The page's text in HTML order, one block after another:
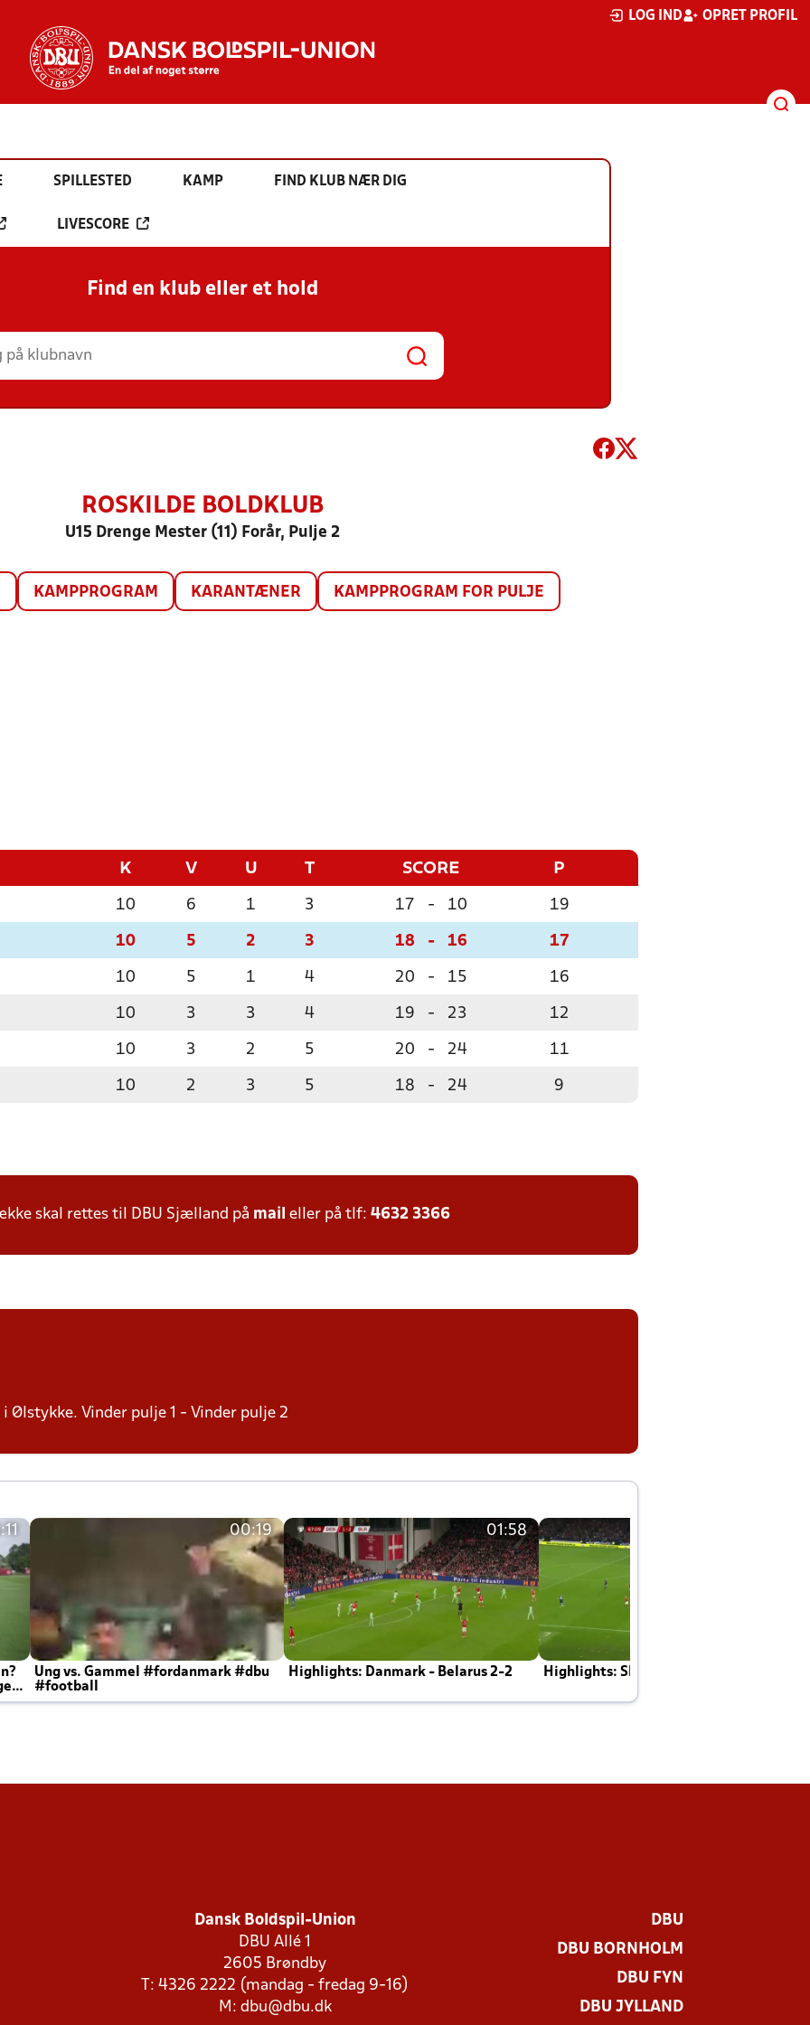
LOG IND OPRET PROFIL
SPILLESTED KAMP FIND KLUB NÆR DIG
LIVESCORE
Find en klub eller et hold
ROSKILDE BOLDKLUB
U15 Drenge Mester (11) Forår, Pulje 2
KAMPPROGRAM KARANTÆNER KAMPPROGRAM FOR PULJE
K V U T SCORE P
10 6 1 3 17 - 10 19
10 5 2 3 18 - 16 17
10 5 1 4 20 - 15 16
10 3 3 4 19 - 23 12
10 3 2 5 20 - 24 11
10 2 3 5 18 - 24 9
skal rettes til DBU Sjælland på mail eller på tlf: 4632 3366
Ølstykke. Vinder pulje 1 - Vinder pulje 2
00:19
Ung vs. Gammel #fordanmark #dbu
#football
01:58
Highlights: Danmark - Belarus 2-2 Highlights: Skotland - Danmark 4-2
Dansk Boldspil-Union
DBU Allé 1
2605 Brøndby
T: 4326 2222 (mandag - fredag 9-16)
M: dbu@dbu.dk
DBU
DBU BORNHOLM
DBU FYN
DBU JYLLAND